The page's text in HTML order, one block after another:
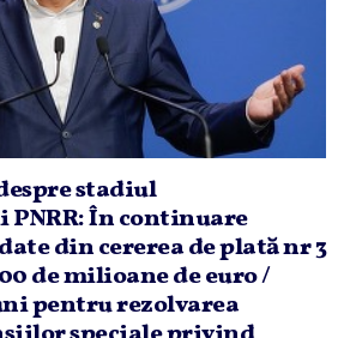
stadiul
În continuare
din cererea de plată nr 3
de milioane de euro /
pentru rezolvarea